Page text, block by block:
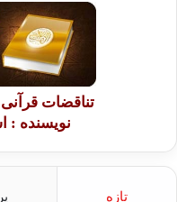
تناقضات
نویسنده :
تازه